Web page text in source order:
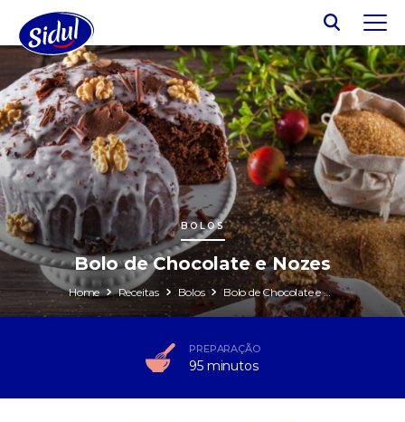
BOLOS
Bolo de Chocolate e Nozes
Home Receitas Bolos Bolo de Chocolate e Nozes
PREPARAÇÃO
95 minutos